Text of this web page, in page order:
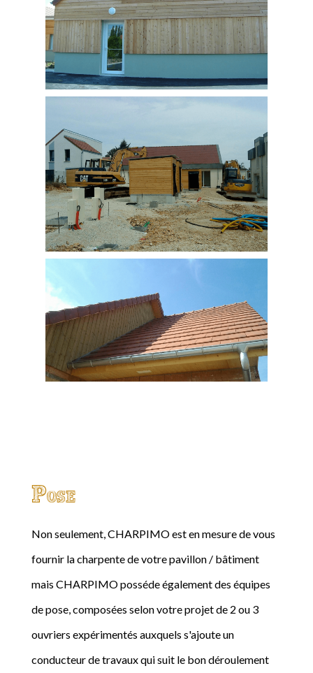
Pose
Non seulement, CHARPIMO est en mesure de vous
fournir la charpente de votre pavillon / bâtiment
mais CHARPIMO posséde également des équipes
de pose, composées selon votre projet de 2 ou 3
ouvriers expérimentés auxquels s'ajoute un
conducteur de travaux qui suit le bon déroulement